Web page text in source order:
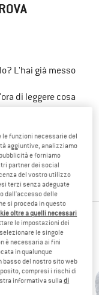
L'hai già messo
di leggere cosa
HANNO
funzioni necessarie del
aggiuntive, analizziamo
e forniamo
partner dei social
del vostro utilizzo
terzi senza adeguate
dall'accesso delle
si proceda in questo
oltre a quelli necessari
le impostazioni dei
le singole
è necessaria ai fini
in qualunque
basso del nostro sito web
compresi i rischi di
informativa sulladi